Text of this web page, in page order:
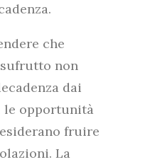
che
non
dai
le opportunità
fruire
La